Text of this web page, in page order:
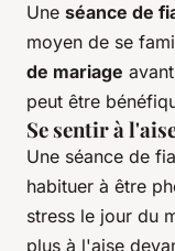
Une séance de
moyen de se
de mariage
peut être
Se sentir à
Une séance de
habituer à être
stress le jour du
plus à l'aise